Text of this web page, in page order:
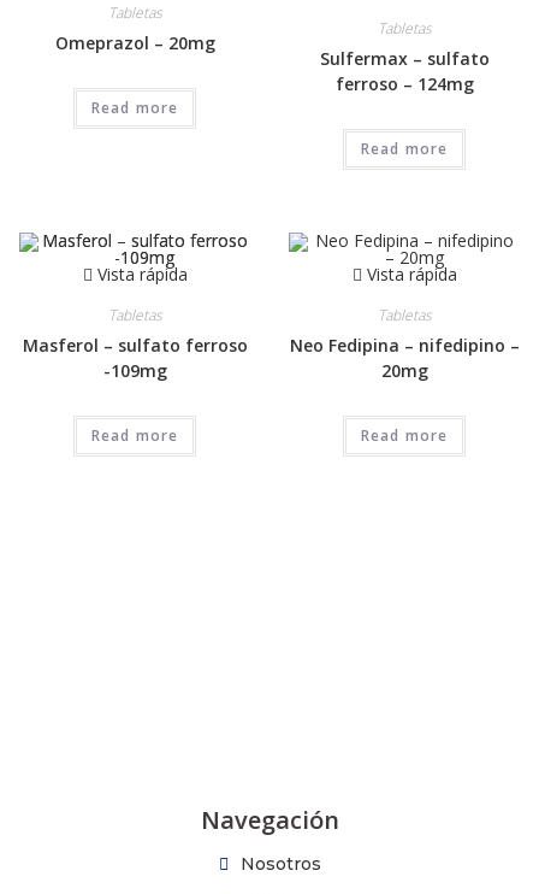
Tabletas
Omeprazol – 20mg
Read more
Tabletas
Sulfermax – sulfato
ferroso – 124mg
Read more
Vista rápida
Tabletas
Masferol – sulfato ferroso
-109mg
Read more
Vista rápida
Tabletas
Neo Fedipina – nifedipino –
20mg
Read more
Navegación
Nosotros